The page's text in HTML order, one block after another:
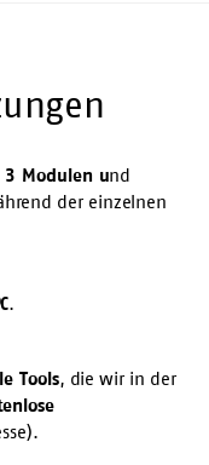
3 Modulen und
der einzelnen
.
Tools, die wir in der